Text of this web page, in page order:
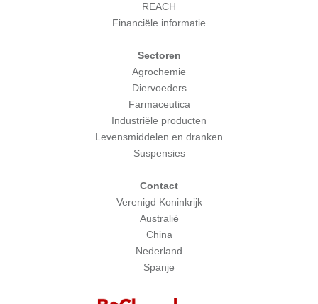
REACH
Financiële informatie
Sectoren
Agrochemie
Diervoeders
Farmaceutica
Industriële producten
Levensmiddelen en dranken
Suspensies
Contact
Verenigd Koninkrijk
Australië
China
Nederland
Spanje